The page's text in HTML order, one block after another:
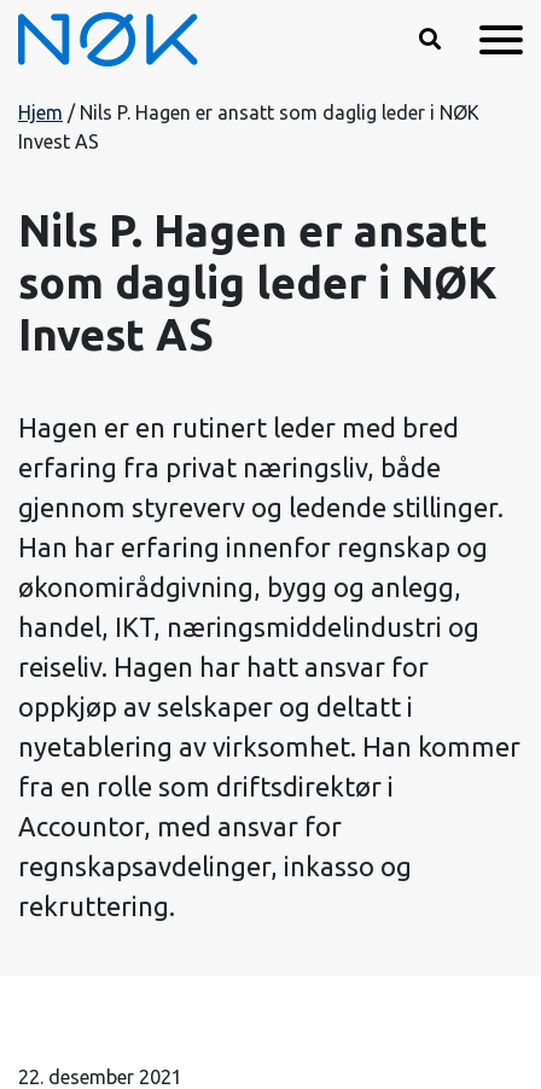
Hopp til hovedinnhold
Hjem / Nils P. Hagen er ansatt som daglig leder i NØK
Invest AS
Nils P. Hagen er ansatt
som daglig leder i NØK
Invest AS
Hagen er en rutinert leder med bred
erfaring fra privat næringsliv, både
gjennom styreverv og ledende stillinger.
Han har erfaring innenfor regnskap og
økonomirådgivning, bygg og anlegg,
handel, IKT, næringsmiddelindustri og
reiseliv. Hagen har hatt ansvar for
oppkjøp av selskaper og deltatt i
nyetablering av virksomhet. Han kommer
fra en rolle som driftsdirektør i
Accountor, med ansvar for
regnskapsavdelinger, inkasso og
rekruttering.
22. desember 2021